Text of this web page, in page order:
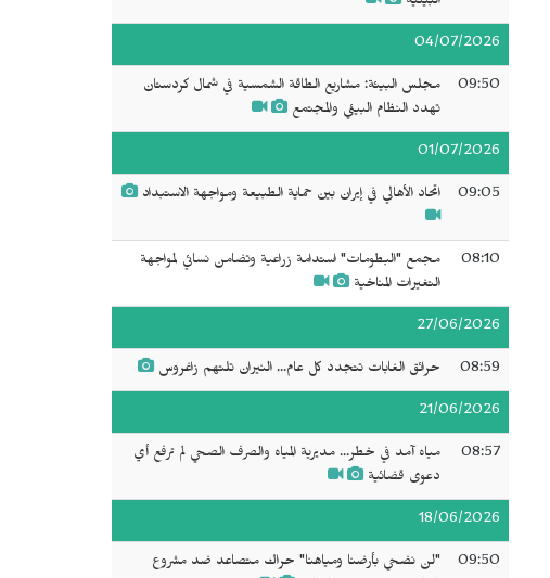
04/07/2026
09:50
مجلس البيئة: مشاريع الطاقة الشمسية في شمال كردستان
تهدد النظام البيئي والمجتمع
01/07/2026
09:05 اتحاد الأهالي في إيران بين حماية الطبيعة ومواجهة الاستبداد
08:10
مجمع "البطومات" استدامة زراعية وتضامن نسائي لمواجهة
التغيرات المناخية
27/06/2026
08:59 حرائق الغابات تتجدد كل عام... النيران تلتهم زاغروس
21/06/2026
08:57
مياه آمد في خطر... مديرية المياه والصرف الصحي لم ترفع أي
دعوى قضائية
18/06/2026
09:50
"لن نضحي بأرضنا ومياهنا" حراك متصاعد ضد مشروع